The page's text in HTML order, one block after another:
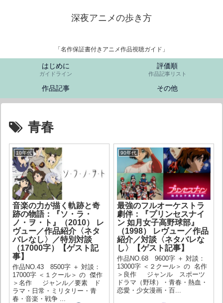
深夜アニメの歩き方
「名作保証書付きアニメ作品視聴ガイド」
はじめに
ガイドライン
評価順
作品記事リスト
作品記事 その他
青春
10年代
音楽の力が描く軌跡と奇
跡の物語：『ソ・ラ・
ノ・ヲ・ト』（2010） レ
ヴュー／作品紹介〈ネタ
バレなし〉／特別対談
（17000字）【ゲスト記
事】
作品NO.43 8500字 ＋ 対談：
17000字 ＜１クール＞ の 傑作
＞名作 ジャンル／要素 ド
ラマ・日常・ミリタリー・青
春・音楽・戦争 ...
90年代
最強のフルオーケストラ
劇伴：『プリンセスナイ
ン 如月女子高野球部』
（1998） レヴュー／作品
紹介／対談〈ネタバレな
し〉【ゲスト記事】
作品NO.68 9600字 ＋ 対談：
13000字 ＜２クール＞ の 名作
＞良作 ジャンル スポーツ
ドラマ（野球）・青春・熱血・
恋愛・少女漫画・百...